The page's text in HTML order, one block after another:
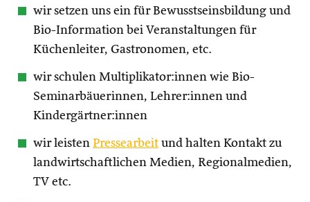
wir setzen uns ein für Bewusstseinsbildung und
Bio-Information bei Veranstaltungen für
Küchenleiter, Gastronomen, etc.
wir schulen Multiplikator:innen wie Bio-
Seminarbäuerinnen, Lehrer:innen und
Kindergärtner:innen
wir leisten Pressearbeit und halten Kontakt zu
landwirtschaftlichen Medien, Regionalmedien,
TV etc.